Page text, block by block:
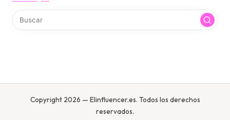
Copyright 2026 — Elinfluencer.es. Todos los derechos
reservados.